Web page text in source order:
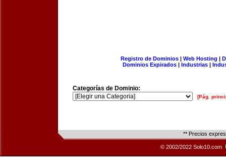
Registro de Dominios| Web Hosting |
Dominios Expirados | Industrias |
Categorías de Dominio:
[Pág.
** Precios
© 2002/2022 Solo10.com